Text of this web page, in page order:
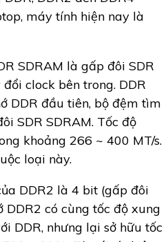
máy tính hiện nay là
SDRAM là gấp đôi SDR
clock bên trong. DDR
DDR đầu tiên, bộ đệm tìm
SDR SDRAM. Tốc độ
khoảng 266 ~ 400 MT/s.
loại này.
DDR2 là 4 bit (gấp đôi
DDR2 có cùng tốc độ xung
DDR, nhưng lại sở hữu tốc